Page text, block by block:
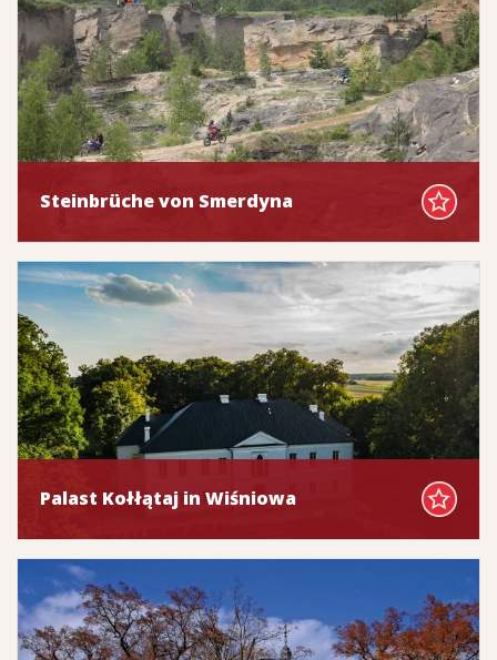
Steinbrüche von Smerdyna
Palast Kołłątaj in Wiśniowa